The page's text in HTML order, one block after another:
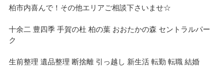
柏市内喜んで！その他エリアご相談下さいませ☆
十余二 豊四季 手賀の杜 柏の葉 おおたかの森 セントラルパー
ク
生前整理 遺品整理 断捨離 引っ越し 新生活 転勤 転職 結婚